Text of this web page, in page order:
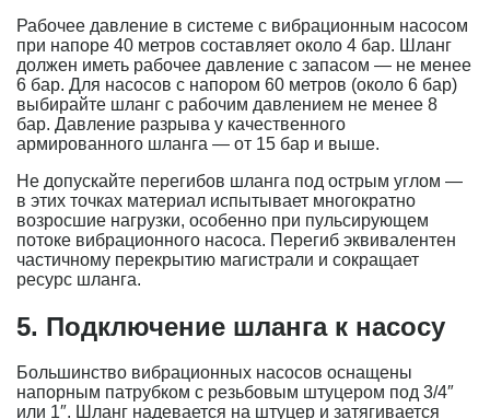
Рабочее давление в системе с вибрационным насосом
при напоре 40 метров составляет около 4 бар. Шланг
должен иметь рабочее давление с запасом — не менее
6 бар. Для насосов с напором 60 метров (около 6 бар)
выбирайте шланг с рабочим давлением не менее 8
бар. Давление разрыва у качественного
армированного шланга — от 15 бар и выше.
Не допускайте перегибов шланга под острым углом —
в этих точках материал испытывает многократно
возросшие нагрузки, особенно при пульсирующем
потоке вибрационного насоса. Перегиб эквивалентен
частичному перекрытию магистрали и сокращает
ресурс шланга.
5. Подключение шланга к насосу
Большинство вибрационных насосов оснащены
напорным патрубком с резьбовым штуцером под 3/4″
или 1″. Шланг надевается на штуцер и затягивается